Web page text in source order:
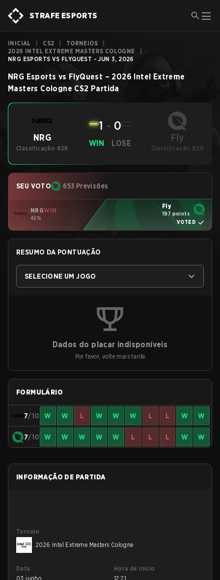
STRAFE ESPORTS
INICIAL CS2 TORNEIOS
2026 INTEL EXTREME MASTERS COLOGNE
NRG ESPORTS VS FLYQUEST - JUN 3, 2026
NRG Esports vs FlyQuest – 2026 Intel Extreme
Masters Cologne CS2 Partida
NRG
Classificação #28
WIN
1 - 0
LOSE Fly
Classificação #20
SEU VOTO 653 Previsões
NRGWIN
42%
Fly
197 points
VOTED
RESUMO DA PONTUAÇÃO
SELECIONE UM JOGO
Dados do placar indisponíveis
Por favor, volte mais tarde
FORMULÁRIO
7/10 W W L W W W L L W W
7/10 W W W W W L L L W W
INFORMAÇÃO DE PARTIDA
Torneio
2026 Intel Extreme Masters Cologne
Data
03 junho
Hora de início
12:21